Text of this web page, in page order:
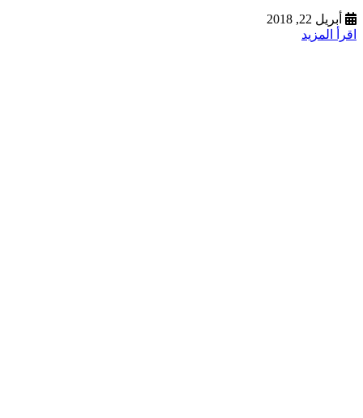
أبريل 22, 2018
اقرأ المزيد